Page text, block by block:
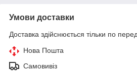
Умови доставки
Доставка здійснюється тільки по
Нова Пошта
Самовивіз